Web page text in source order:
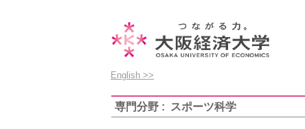
English >>
専門分野 : スポーツ科学